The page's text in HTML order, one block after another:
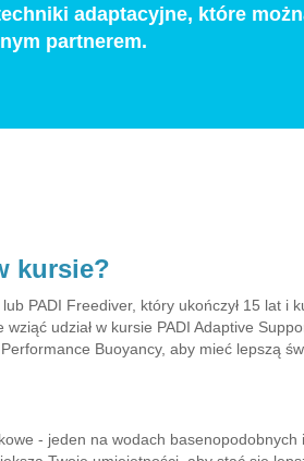
adaptacyjne, które
partnerem.
kursie?
PADI Freediver, który ukończył 15 lat i
udział w kursie PADI Adaptive
Buoyancy, aby mieć lepszą
- jeden na wodach